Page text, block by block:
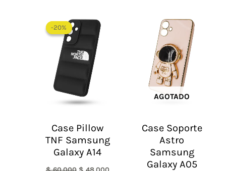
-20%
-20%
Case Pillow
TNF Samsung
Galaxy A14
precio
original
era:
$ 60.000.
AGOTADO
Case Soporte
Astro
Samsung
Galaxy A05